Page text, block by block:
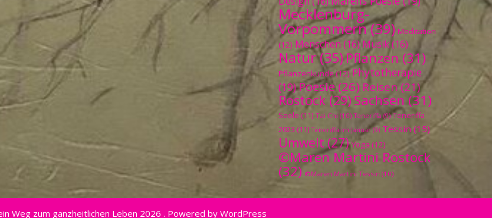
Mecklenburg-
Vorpommern(39) Meditation
(12) Menschen (16) Musik(16)
Natur(35)Pflanzen (31)
Pflanzenkunde(12) Phytotherapie
(19)Poesie(26) Reisen(21)
Rostock (29) Sachsen (31)
Seele (11) Tai Chi (10) Teneriffa (9) Teneriffa
2023 (11) Teneriffa im Januar(9) Tessin (15)
Umwelt (27) Yoga (12)
©Maren Martini Rostock
(32) ©Maren Martini Tessin (10)
Weg zum ganzheitlichen Leben 2026 . Powered by WordPress